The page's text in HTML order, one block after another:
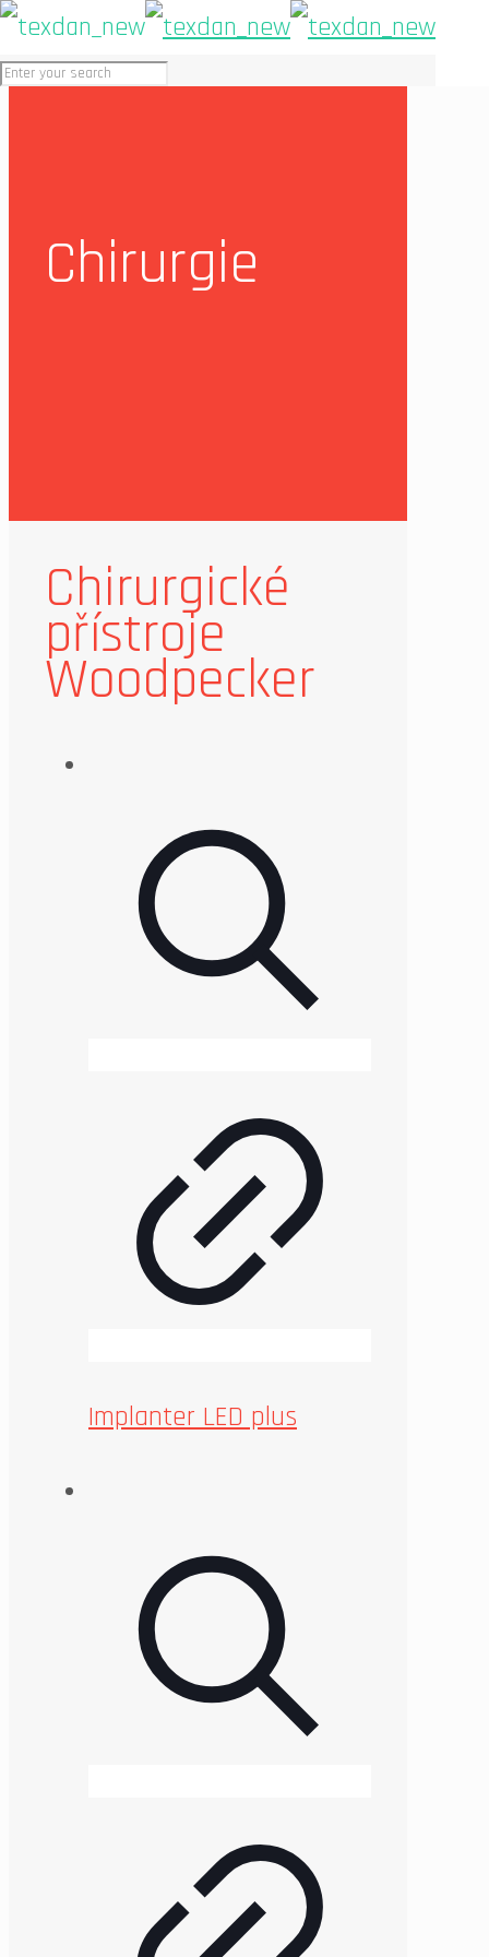
Chirurgie
Chirurgické
přístroje
Woodpecker
Implanter LED plus